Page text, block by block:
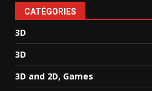
CATÉGORIES
3D
3D
3D and 2D, Games